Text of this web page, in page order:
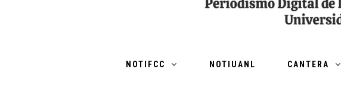
NOTIFCC NOTIUANL CANTERA